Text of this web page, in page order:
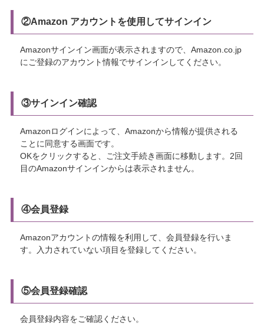
②Amazon アカウントを使用してサインイン
Amazonサインイン画面が表示されますので、Amazon.co.jp
にご登録のアカウント情報でサインインしてください。
③サインイン確認
Amazonログインによって、Amazonから情報が提供される
ことに同意する画面です。
OKをクリックすると、ご注文手続き画面に移動します。2回
目のAmazonサインインからは表示されません。
④会員登録
Amazonアカウントの情報を利用して、会員登録を行いま
す。入力されていない項目を登録してください。
⑤会員登録確認
会員登録内容をご確認ください。